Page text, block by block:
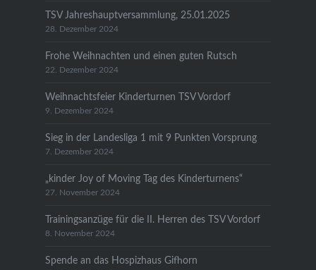
TSV Jahreshauptversammlung, 25.01.2025
28. Dezember 2024
Frohe Weihnachten und einen guten Rutsch
22. Dezember 2024
Weihnachtsfeier Kinderturnen TSV Vordorf
9. Dezember 2024
Sieg in der Landesliga 1 mit 9 Punkten Vorsprung
7. Dezember 2024
„kinder Joy of Moving Tag des Kinderturnens“
27. November 2024
Trainingsanzüge für die II. Herren des TSV Vordorf
8. November 2024
Spende an das Hospizhaus Gifhorn